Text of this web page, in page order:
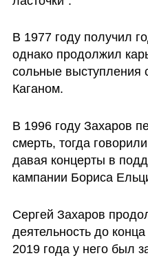
В 1977 году получил
однако продолжил
сольные выступления
Каганом.
В 1996 году Захаров
смерть, тогда
давая концерты в
кампании Бориса
Сергей Захаров
деятельность до
2019 года у него был